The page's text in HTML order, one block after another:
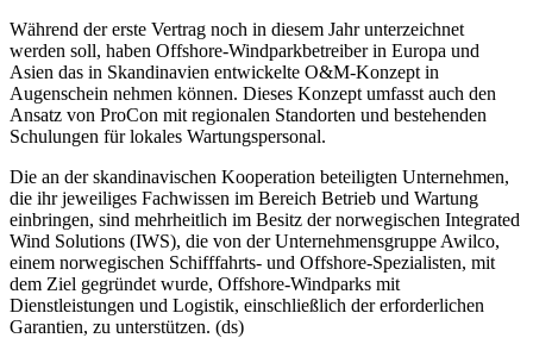
Während der erste Vertrag noch in diesem Jahr unterzeichnet
werden soll, haben Offshore-Windparkbetreiber in Europa und
Asien das in Skandinavien entwickelte O&M-Konzept in
Augenschein nehmen können. Dieses Konzept umfasst auch den
Ansatz von ProCon mit regionalen Standorten und bestehenden
Schulungen für lokales Wartungspersonal.
Die an der skandinavischen Kooperation beteiligten Unternehmen,
die ihr jeweiliges Fachwissen im Bereich Betrieb und Wartung
einbringen, sind mehrheitlich im Besitz der norwegischen Integrated
Wind Solutions (IWS), die von der Unternehmensgruppe Awilco,
einem norwegischen Schifffahrts- und Offshore-Spezialisten, mit
dem Ziel gegründet wurde, Offshore-Windparks mit
Dienstleistungen und Logistik, einschließlich der erforderlichen
Garantien, zu unterstützen. (ds)